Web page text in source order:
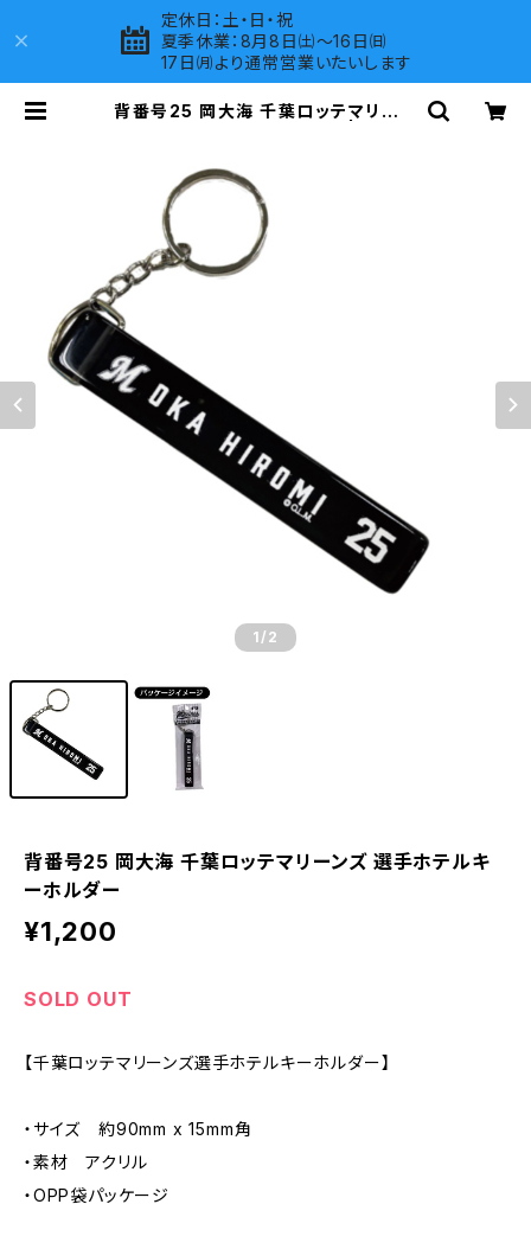
定休日：土・日・祝
夏季休業：8月8日㈯～16日㈰
17日㈪より通常営業いたいします
背番号25 岡大海 千葉ロッテマリーン
1 /2
背番号25 岡大海 千葉ロッテマリーンズ 選手ホテルキ
ーホルダー
¥1,200
SOLD OUT
【千葉ロッテマリーンズ選手ホテルキーホルダー】
・サイズ 約90mm x 15mm角
・素材 アクリル
・OPP袋パッケージ